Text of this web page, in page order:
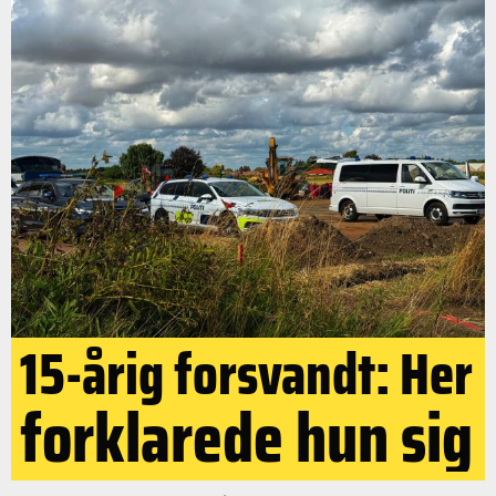
15-årig forsvandt: Her
forklarede hun sig